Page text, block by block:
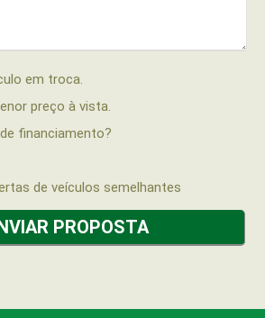
em troca.
preço à vista.
financiamento?
de veículos semelhantes